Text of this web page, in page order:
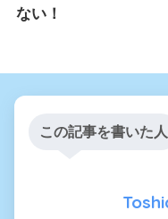
ない！
この記事を書いた人